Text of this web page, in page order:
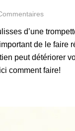
d’une
de le faire
peut détériorer
comment faire!